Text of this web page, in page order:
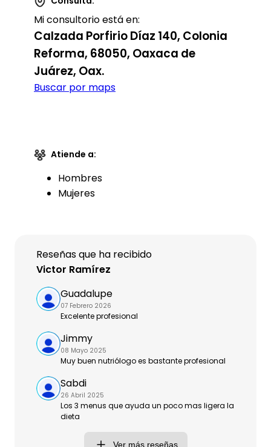
Mi consultorio está en:
Calzada Porfirio Díaz 140, Colonia
Reforma, 68050, Oaxaca de
Juárez, Oax.
Buscar por maps
Atiende a:
Hombres
Mujeres
Reseñas que ha recibido
Victor Ramírez
Guadalupe
07 Febrero 2026
Excelente profesional
Jimmy
08 Mayo 2025
Muy buen nutriólogo es bastante profesional
Sabdi
26 Abril 2025
Los 3 menus que ayuda un poco mas ligera la
dieta
Ver más reseñas